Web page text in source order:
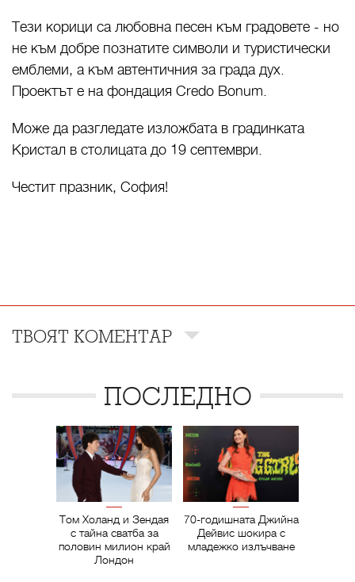
Тези корици са любовна песен към градовете - но
не към добре познатите символи и туристически
емблеми, а към автентичния за града дух.
Проектът е на фондация Credo Bonum.
Може да разгледате изложбата в градинката
Кристал в столицата до 19 септември.
Честит празник, София!
ТВОЯТ КОМЕНТАР
ПОСЛЕДНО
Том Холанд и Зендая
с тайна сватба за
половин милион край
Лондон
70-годишната Джийна
Дейвис шокира с
младежко излъчване